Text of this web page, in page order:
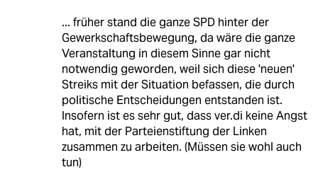
... früher stand die ganze SPD hinter der
Gewerkschaftsbewegung, da wäre die ganze
Veranstaltung in diesem Sinne gar nicht
notwendig geworden, weil sich diese 'neuen'
Streiks mit der Situation befassen, die durch
politische Entscheidungen entstanden ist.
Insofern ist es sehr gut, dass ver.di keine Angst
hat, mit der Parteienstiftung der Linken
zusammen zu arbeiten. (Müssen sie wohl auch
tun)